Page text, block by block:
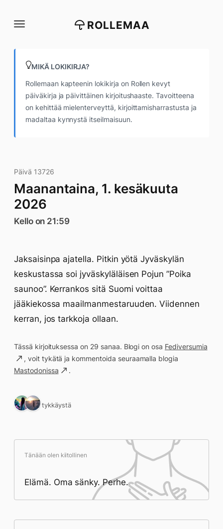
suoraan
ROLLEMAA
MIKÄ LOKIKIRJA?
Rollemaan kapteenin lokikirja on Rollen kevyt
päiväkirja ja päivittäinen kirjoitushaaste. Tavoitteena
on kehittää mielenterveyttä, kirjoittamisharrastusta ja
madaltaa kynnystä itseilmaisuun.
Päivä 13726
Maanantaina, 1. kesäkuuta
2026
Kello on 21:59
Jaksaisinpa ajatella. Pitkin yötä Jyväskylän
keskustassa soi jyväskyläläisen Pojun ”Poika
saunoo”. Kerrankos sitä Suomi voittaa
jääkiekossa maailmanmestaruuden. Viidennen
kerran, jos tarkkoja ollaan.
Tässä kirjoituksessa on 29 sanaa. Blogi on osa Fediversumia
, voit tykätä ja kommentoida seuraamalla blogia
Mastodonissa
.
2 tykkäystä
Tänään olen kiitollinen
Elämä. Oma sänky. Perhe.